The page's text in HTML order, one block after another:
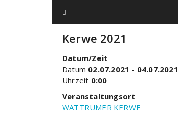
Kerwe 2021
Datum/Zeit
Datum 02.07.2021 - 04.07.2021
Uhrzeit 0:00
Veranstaltungsort
WATTRUMER KERWE